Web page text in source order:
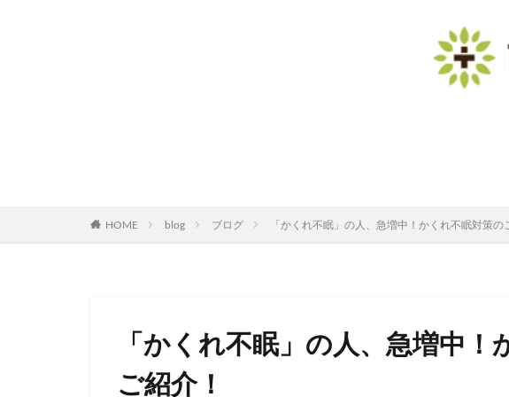
HOME blog ブログ 「かくれ不眠」の人、急増中！かくれ不眠対策の
「かくれ不眠」の人、急増中！
ご紹介！